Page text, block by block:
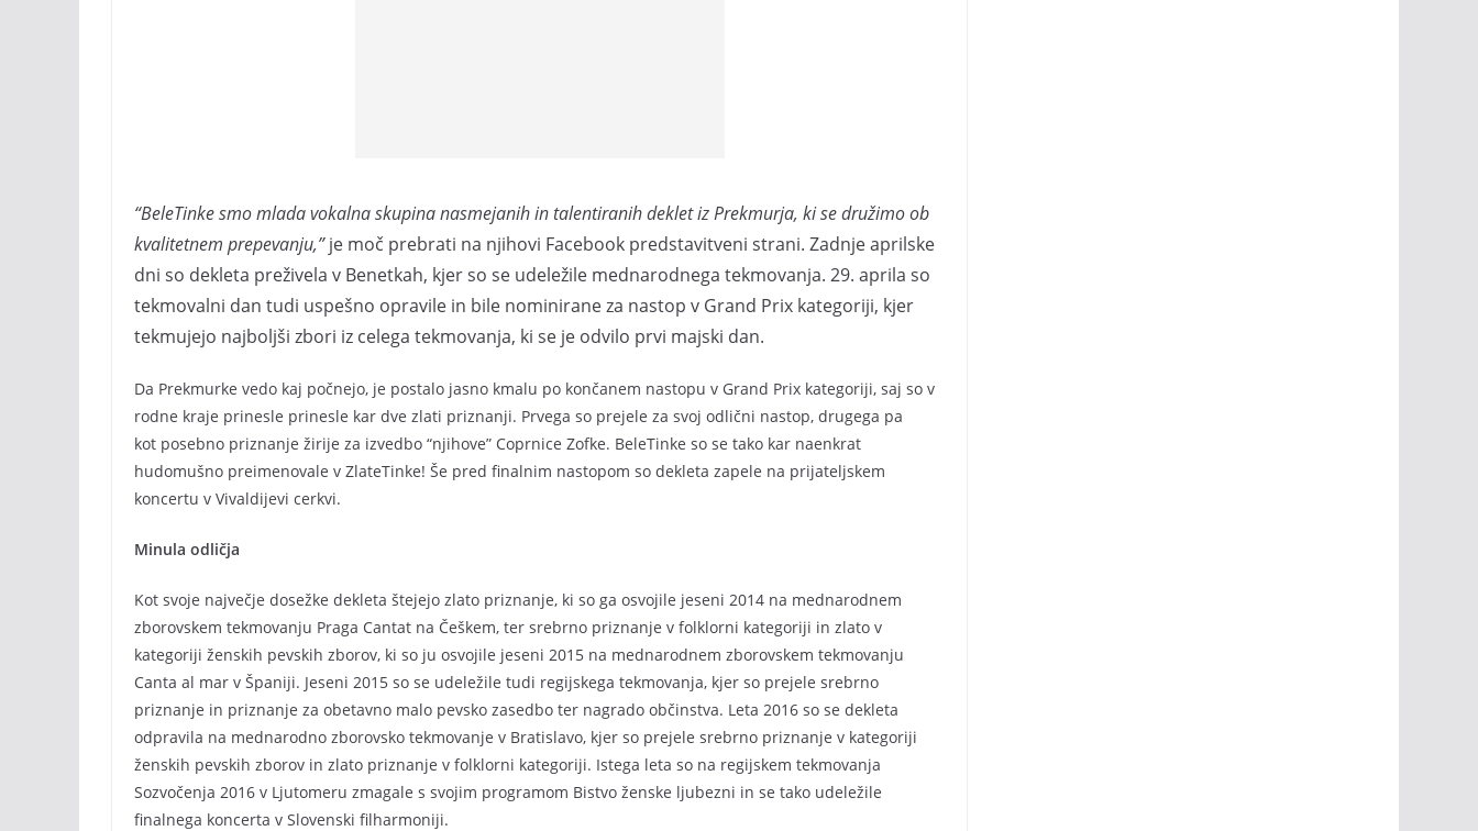
“BeleTinke smo mlada vokalna skupina nasmejanih in talentiranih deklet iz Prekmurja, ki se družimo ob
kvalitetnem prepevanju,”je moč prebrati na njihovi Facebook predstavitveni strani. Zadnje aprilske
dni so dekleta preživela v Benetkah, kjer so se udeležile mednarodnega tekmovanja. 29. aprila so
tekmovalni dan tudi uspešno opravile in bile nominirane za nastop v Grand Prix kategoriji, kjer
tekmujejo najboljši zbori iz celega tekmovanja, ki se je odvilo prvi majski dan.
Da Prekmurke vedo kaj počnejo, je postalo jasno kmalu po končanem nastopu v Grand Prix kategoriji, saj so v
rodne kraje prinesle prinesle kar dve zlati priznanji. Prvega so prejele za svoj odlični nastop, drugega pa
kot posebno priznanje žirije za izvedbo “njihove” Coprnice Zofke. BeleTinke so se tako kar naenkrat
hudomušno preimenovale v ZlateTinke! Še pred finalnim nastopom so dekleta zapele na prijateljskem
koncertu v Vivaldijevi cerkvi.
Minula odličja
Kot svoje največje dosežke dekleta štejejo zlato priznanje, ki so ga osvojile jeseni 2014 na mednarodnem
zborovskem tekmovanju Praga Cantat na Češkem, ter srebrno priznanje v folklorni kategoriji in zlato v
kategoriji ženskih pevskih zborov, ki so ju osvojile jeseni 2015 na mednarodnem zborovskem tekmovanju
Canta al mar v Španiji. Jeseni 2015 so se udeležile tudi regijskega tekmovanja, kjer so prejele srebrno
priznanje in priznanje za obetavno malo pevsko zasedbo ter nagrado občinstva. Leta 2016 so se dekleta
odpravila na mednarodno zborovsko tekmovanje v Bratislavo, kjer so prejele srebrno priznanje v kategoriji
ženskih pevskih zborov in zlato priznanje v folklorni kategoriji. Istega leta so na regijskem tekmovanja
Sozvočenja 2016 v Ljutomeru zmagale s svojim programom Bistvo ženske ljubezni in se tako udeležile
finalnega koncerta v Slovenski filharmoniji.